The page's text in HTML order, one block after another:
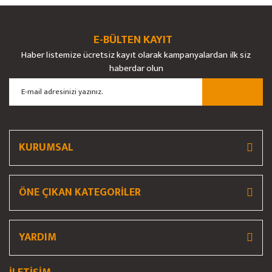
Ürün açıklamasında eksik bilgiler bulunuyor.
Ürün fiyatı diğer sitelerden daha pahalı.
Bu ürüne benzer farklı alternatifler olmalı.
E-BÜLTEN KAYIT
Haber listemize ücretsiz kayıt olarak kampanyalardan ilk siz
haberdar olun
KURUMSAL
ÖNE ÇIKAN KATEGORİLER
YARDIM